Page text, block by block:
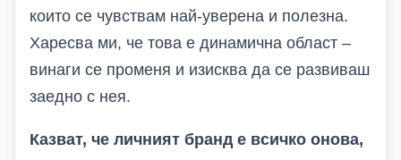
които се чувствам най-уверена и полезна.
Харесва ми, че това е динамична област –
винаги се променя и изисква да се развиваш
заедно с нея.
Казват, че личният бранд е всичко онова,